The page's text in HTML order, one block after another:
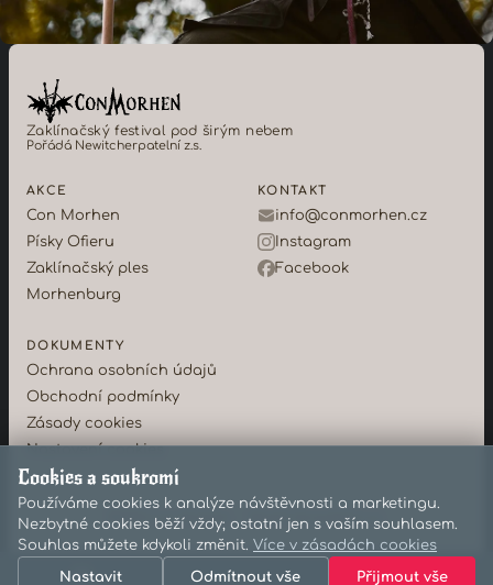
Zaklínačský festival pod širým nebem
Pořádá Newitcherpatelní z.s.
AKCE
Con Morhen
Písky Ofieru
Zaklínačský ples
Morhenburg
KONTAKT
info@conmorhen.cz
Instagram
Facebook
DOKUMENTY
Ochrana osobních údajů
Obchodní podmínky
Zásady cookies
Nastavení cookies
©2026 Con Morhen · Newitcherpatelní z.s.
Cookies a soukromí
Používáme cookies k analýze návštěvnosti a marketingu.
Nezbytné cookies běží vždy; ostatní jen s vaším souhlasem.
Souhlas můžete kdykoli změnit. Více v zásadách cookies
Nastavit Odmítnout vše Přijmout vše